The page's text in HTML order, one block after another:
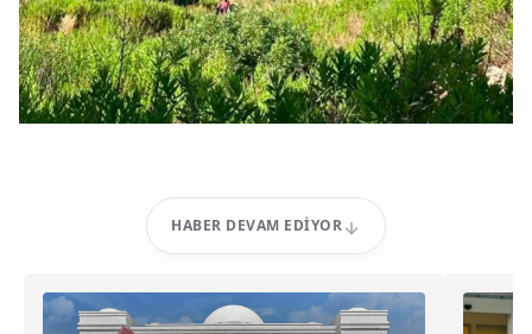
HABER DEVAM EDIYOR